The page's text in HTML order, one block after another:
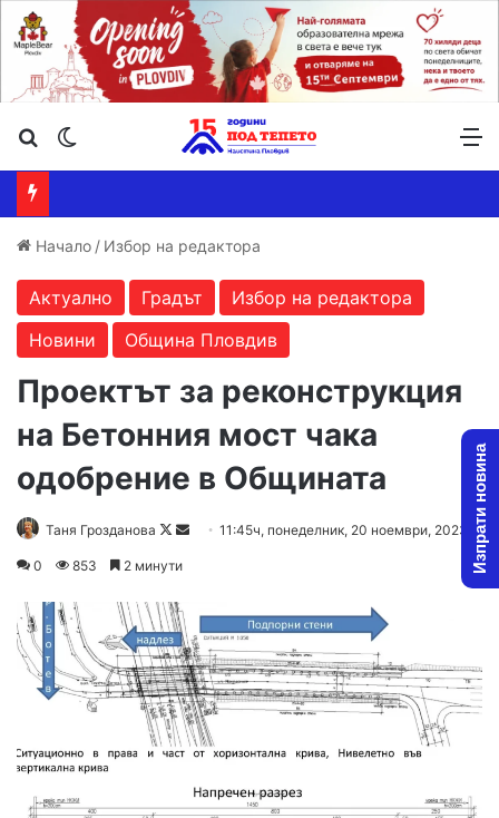
Търсене ...
Начало / Избор на редактора
Актуално Градът
Избор на редактора
Новини
Община Пловдив
Проектът за реконструкция
на Бетонния мост чака
одобрение в Общината
Таня Грозданова
Follow
Send11:45ч, понеделник, 20 ноември, 2023
0 853 2 минути Изпрати новина